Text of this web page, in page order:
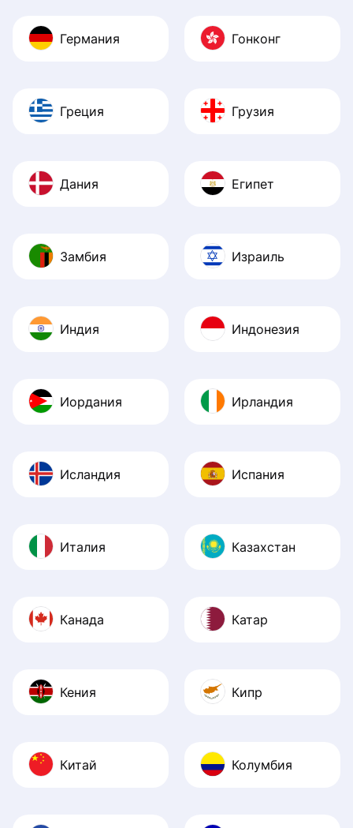
Германия Гонконг
Греция Грузия
Дания Египет
Замбия Израиль
Индия Индонезия
Иордания Ирландия
Исландия Испания
Италия Казахстан
Канада Катар
Кения Кипр
Китай Колумбия